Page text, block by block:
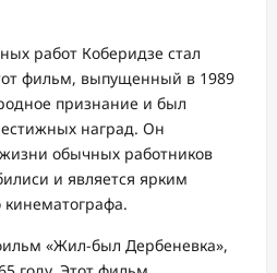
работ Коберидзе стал
фильм, выпущенный в 1989
признание и был
наград. Он
обычных работников
и является ярким
«Жил-был Дербеневка»,